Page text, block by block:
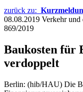
zurück zu:
08.08.2019 Verkehr
869/2019
Baukosten für
verdoppelt
Berlin: (hib/HAU) Die